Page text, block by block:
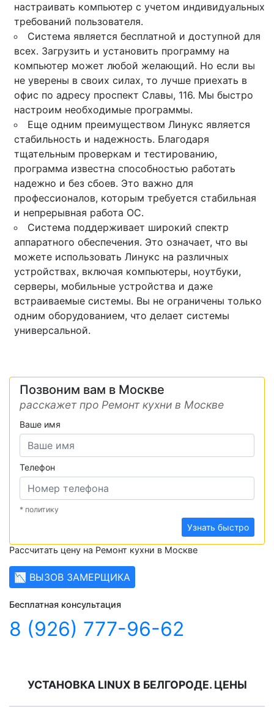
настраивать компьютер с учетом индивидуальных
требований пользователя.
Система является бесплатной и доступной для
всех. Загрузить и установить программу на
компьютер может любой желающий. Но если вы
не уверены в своих силах, то лучше приехать в
офис по адресу проспект Славы, 116. Мы быстро
настроим необходимые программы.
Еще одним преимуществом Линукс является
стабильность и надежность. Благодаря
тщательным проверкам и тестированию,
программа известна способностью работать
надежно и без сбоев. Это важно для
профессионалов, которым требуется стабильная
и непрерывная работа ОС.
Cистема поддерживает широкий спектр
аппаратного обеспечения. Это означает, что вы
можете использовать Линукс на различных
устройствах, включая компьютеры, ноутбуки,
серверы, мобильные устройства и даже
встраиваемые системы. Вы не ограничены только
одним оборудованием, что делает системы
универсальной.
Позвоним вам в Москве
расскажет про Ремонт кухни в Москве
Ваше имя
Телефон
* политику
Узнать быстро
Рассчитать цену на Ремонт кухни в Москве
📉 ВЫЗОВ ЗАМЕРЩИКА
Бесплатная консультация
8 (926) 777-96-62
УСТАНОВКА LINUX В БЕЛГОРОДЕ. ЦЕНЫ